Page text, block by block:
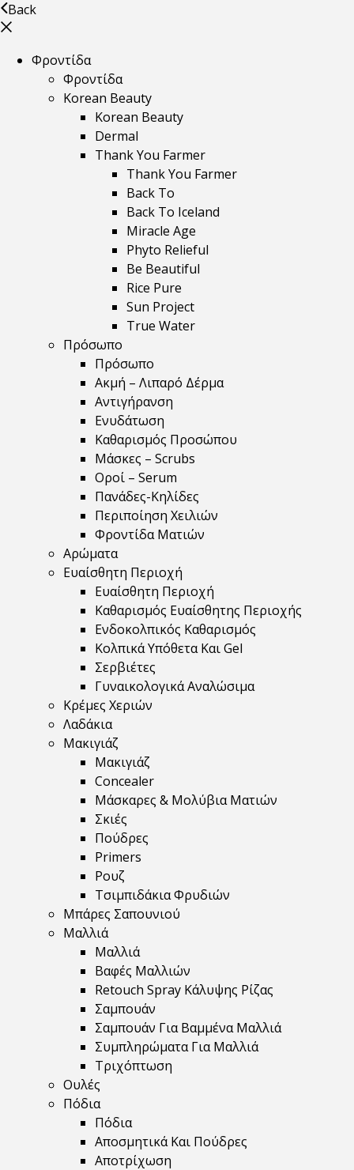
Back
Φροντίδα
Φροντίδα
Korean Beauty
Korean Beauty
Dermal
Thank You Farmer
Thank You Farmer
Back To
Back To Iceland
Miracle Age
Phyto Relieful
Be Beautiful
Rice Pure
Sun Project
True Water
Πρόσωπο
Πρόσωπο
Ακμή – Λιπαρό Δέρμα
Αντιγήρανση
Ενυδάτωση
Καθαρισμός Προσώπου
Μάσκες – Scrubs
Οροί – Serum
Πανάδες-Κηλίδες
Περιποίηση Χειλιών
Φροντίδα Ματιών
Αρώματα
Ευαίσθητη Περιοχή
Ευαίσθητη Περιοχή
Καθαρισμός Ευαίσθητης Περιοχής
Ενδοκολπικός Καθαρισμός
Κολπικά Υπόθετα Και Gel
Σερβιέτες
Γυναικολογικά Αναλώσιμα
Κρέμες Χεριών
Λαδάκια
Μακιγιάζ
Μακιγιάζ
Concealer
Μάσκαρες & Μολύβια Ματιών
Σκιές
Πούδρες
Primers
Ρουζ
Τσιμπιδάκια Φρυδιών
Μπάρες Σαπουνιού
Μαλλιά
Μαλλιά
Βαφές Μαλλιών
Retouch Spray Κάλυψης Ρίζας
Σαμπουάν
Σαμπουάν Για Βαμμένα Μαλλιά
Συμπληρώματα Για Μαλλιά
Τριχόπτωση
Ουλές
Πόδια
Πόδια
Αποσμητικά Και Πούδρες
Αποτρίχωση